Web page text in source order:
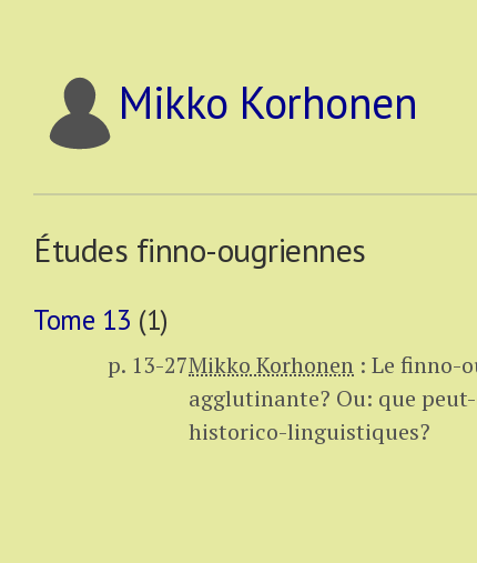
Mikko Korhonen
Études finno-ougriennes
Tome 13 (1)
p. 13-27Mikko Korhonen : Le finno-
agglutinante? Ou: que
historico-linguistiques?